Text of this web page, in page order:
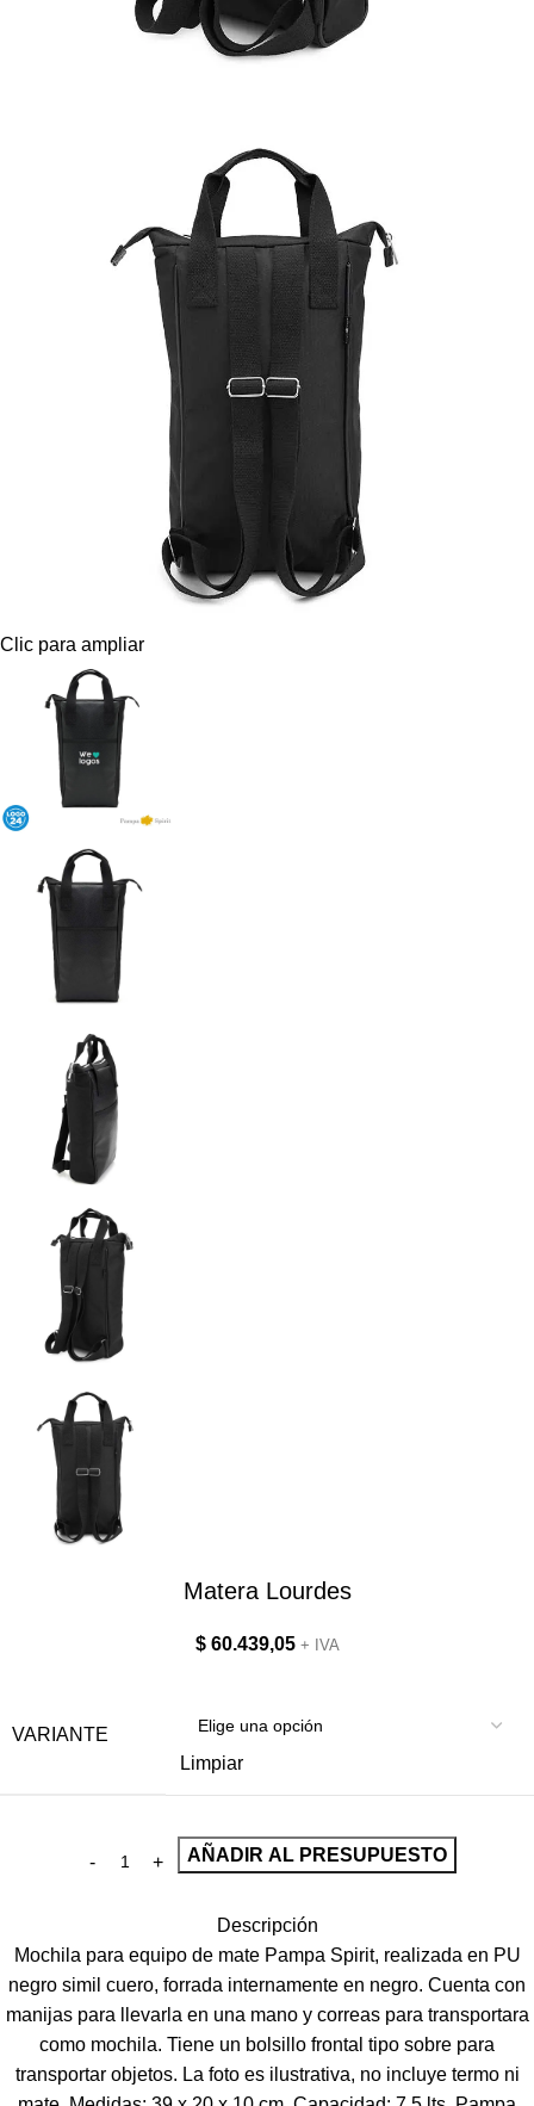
Clic para ampliar
Matera Lourdes
$60.439,05 + IVA
VARIANTE
Limpiar
AÑADIR AL PRESUPUESTO
Descripción
Mochila para equipo de mate Pampa Spirit, realizada en PU
negro simil cuero, forrada internamente en negro. Cuenta con
manijas para llevarla en una mano y correas para transportara
como mochila. Tiene un bolsillo frontal tipo sobre para
transportar objetos. La foto es ilustrativa, no incluye termo ni